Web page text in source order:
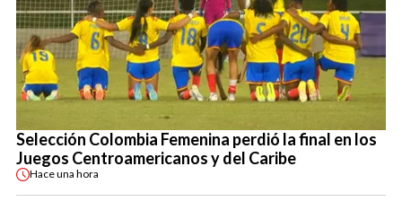
Selección Colombia Femenina perdió la final en los
Juegos Centroamericanos y del Caribe
Haceuna hora